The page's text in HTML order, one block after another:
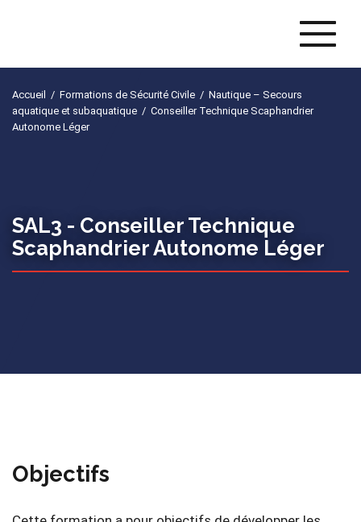
Accueil / Formations de Sécurité Civile / Nautique – Secours
aquatique et subaquatique / Conseiller Technique Scaphandrier
Autonome Léger
SAL3 - Conseiller Technique
Scaphandrier Autonome Léger
Objectifs